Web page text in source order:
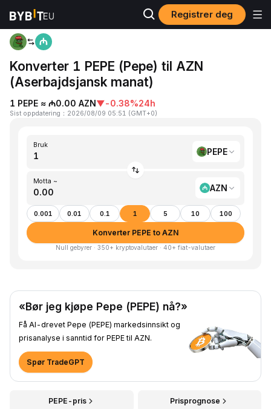
Registrer deg
Hjem PEPE to AZN
Konverter 1 PEPE (Pepe) til AZN
(Aserbajdsjansk manat)
1 PEPE ≈ ₼0.00 AZN▼-0.38%24h
Sist oppdatering ： 2026/08/09 05:51 (GMT+0)
Bruk
PEPE
Motta ~
AZN
0.001 0.01 0.1 1 5 10 100
Konverter PEPE to AZN
Null gebyrer · 350+ kryptovalutaer · 40+ fiat-valutaer
«Bør jeg kjøpe Pepe (PEPE) nå?»
Få AI-drevet Pepe (PEPE) markedsinnsikt og
prisanalyse i sanntid for PEPE til AZN.
Spør TradeGPT
PEPE-pris Prisprognose